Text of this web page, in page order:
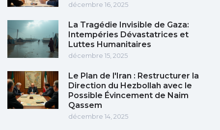
décembre 16, 2025
La Tragédie Invisible de Gaza:
Intempéries Dévastatrices et
Luttes Humanitaires
décembre 15, 2025
Le Plan de l'Iran : Restructurer la
Direction du Hezbollah avec le
Possible Évincement de Naim
Qassem
décembre 14, 2025